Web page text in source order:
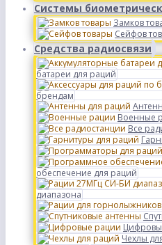
Системы
Замков
Сейфов
Средства радиосвязи
батареи для раций
брендам
Военные
Все
обеспечение для раций
диапазона
Чехлы